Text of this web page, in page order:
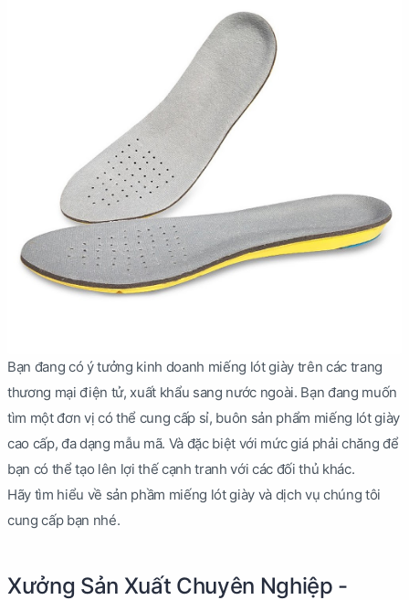
Bạn đang có ý tưởng kinh doanh miếng lót giày trên các trang
thương mại điện tử, xuất khẩu sang nước ngoài. Bạn đang muốn
tìm một đơn vị có thể cung cấp sỉ, buôn sản phẩm miếng lót giày
cao cấp, đa dạng mẫu mã. Và đặc biệt với mức giá phải chăng để
bạn có thể tạo lên lợi thế cạnh tranh với các đối thủ khác.
Hãy tìm hiểu về sản phầm miếng lót giày và dịch vụ chúng tôi
cung cấp bạn nhé.
Xưởng Sản Xuất Chuyên Nghiệp -